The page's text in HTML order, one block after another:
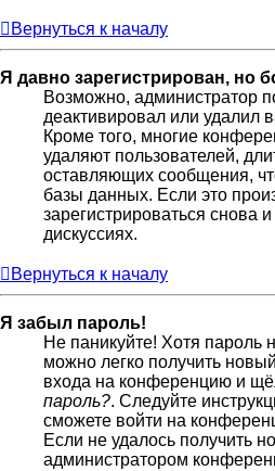
Вернуться к началу
Я давно зарегистрирован, но
Возможно, администратор
деактивировал или удалил
Кроме того, многие
удаляют пользователей,
оставляющих сообщения,
базы данных. Если это
зарегистрироваться снова
дискуссиях.
Вернуться к началу
Я забыл пароль!
Не паникуйте! Хотя пароль
можно легко получить
входа на конференцию и
пароль?. Следуйте
сможете войти на
Если не удалось получить
администратором